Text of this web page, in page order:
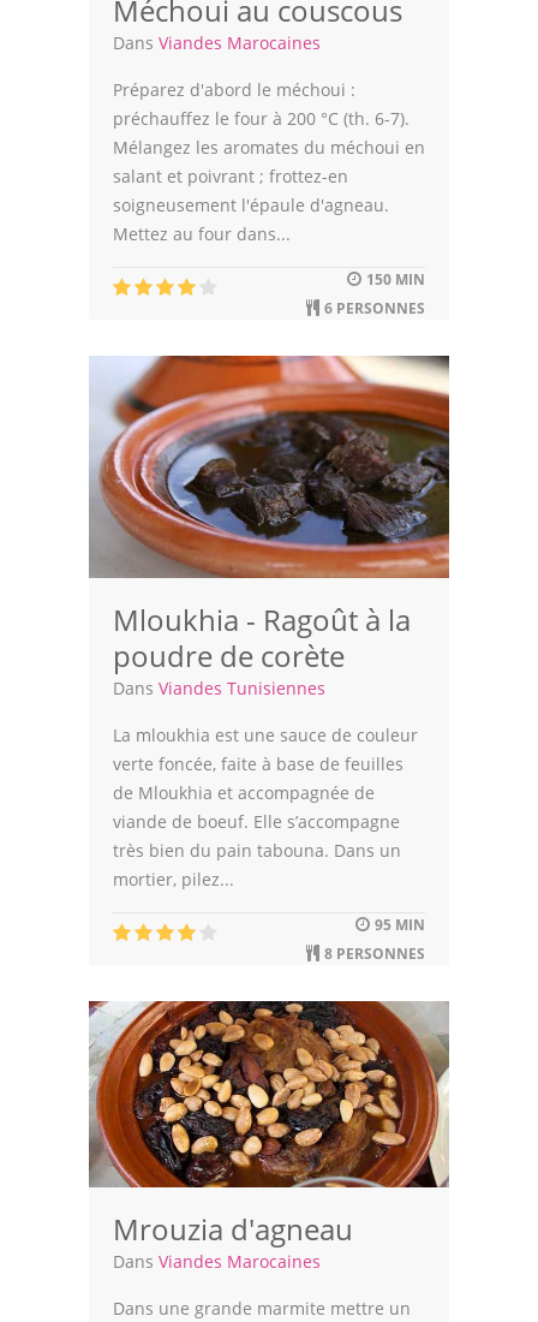
Méchoui au couscous
Dans Viandes Marocaines
Préparez d'abord le méchoui :
préchauffez le four à 200 °C (th. 6-7).
Mélangez les aromates du méchoui en
salant et poivrant ; frottez-en
soigneusement l'épaule d'agneau.
Mettez au four dans...
150 MIN
6 PERSONNES
Mloukhia - Ragoût à la
poudre de corète
Dans Viandes Tunisiennes
La mloukhia est une sauce de couleur
verte foncée, faite à base de feuilles
de Mloukhia et accompagnée de
viande de boeuf. Elle s’accompagne
très bien du pain tabouna. Dans un
mortier, pilez...
95 MIN
8 PERSONNES
Mrouzia d'agneau
Dans Viandes Marocaines
Dans une grande marmite mettre un